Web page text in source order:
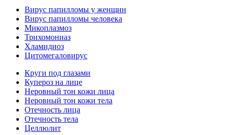
Вирус папилломы у женщин
Вирус папилломы человека
Микоплазмоз
Трихомониаз
Хламидиоз
Цитомегаловирус
Круги под глазами
Купероз на лице
Неровный тон кожи лица
Неровный тон кожи тела
Отечность лица
Отечность тела
Целлюлит